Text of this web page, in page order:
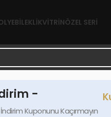
BILEKLIKVITRINÖZEL SERI
-
Kuponunu Kaçırmayın